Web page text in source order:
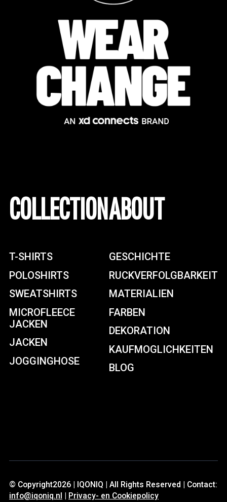
COLLECTION
T-SHIRTS
POLOSHIRTS
SWEATSHIRTS
MICROFLEECE
JACKEN
JACKEN
JOGGINGHOSE
ABOUT
GESCHICHTE
RUCKVERFOLGBARKEIT
MATERIALIEN
FARBEN
DEKORATION
KAUFMOGLICHKEITEN
BLOG
© Copyright2026 | IQONIQ | All Rights Reserved | Contact:
info@iqoniq.nl
Privacy- en Cookiepolicy